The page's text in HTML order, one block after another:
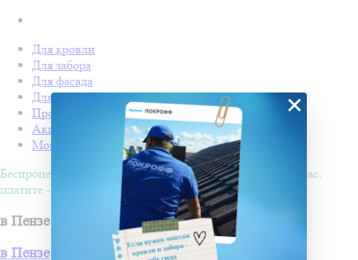
Для кровли
Для забора
Для фасада
Для дачи
Производство Покрофф
Акции
Монтаж
Беспроцентная рассрочка на 4 месяца. Покупайте - сейчас,
платите - потом!
в Пензе
в Пензе
×